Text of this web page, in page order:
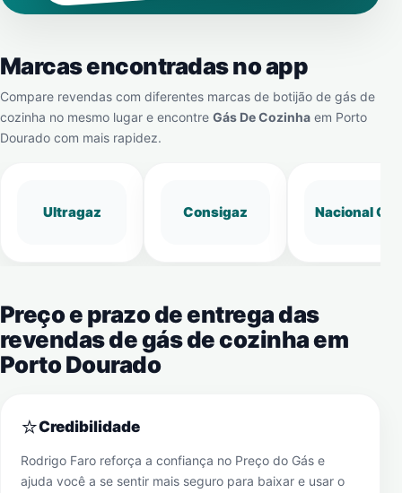
Marcas encontradas no app
Compare revendas com diferentes marcas de botijão de gás de
cozinha no mesmo lugar e encontre Gás De Cozinha em Porto
Dourado com mais rapidez.
Ultragaz Consigaz Nacional Gás
Preço e prazo de entrega das
revendas de gás de cozinha em
Porto Dourado
⭐Credibilidade
Rodrigo Faro reforça a confiança no Preço do Gás e
ajuda você a se sentir mais seguro para baixar e usar o